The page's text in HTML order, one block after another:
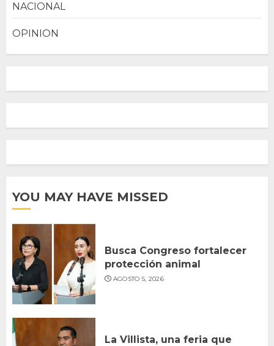
NACIONAL
OPINION
YOU MAY HAVE MISSED
Busca Congreso fortalecer
protección animal
AGOSTO 5, 2026
La Villista, una feria que